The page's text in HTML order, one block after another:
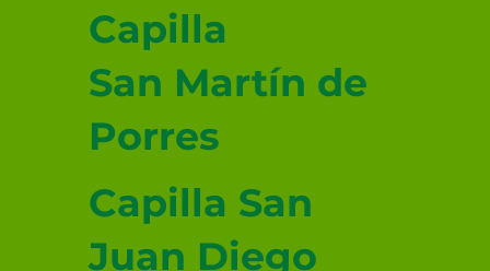
Capilla
San Martín de
Porres
Capilla San
Juan Diego